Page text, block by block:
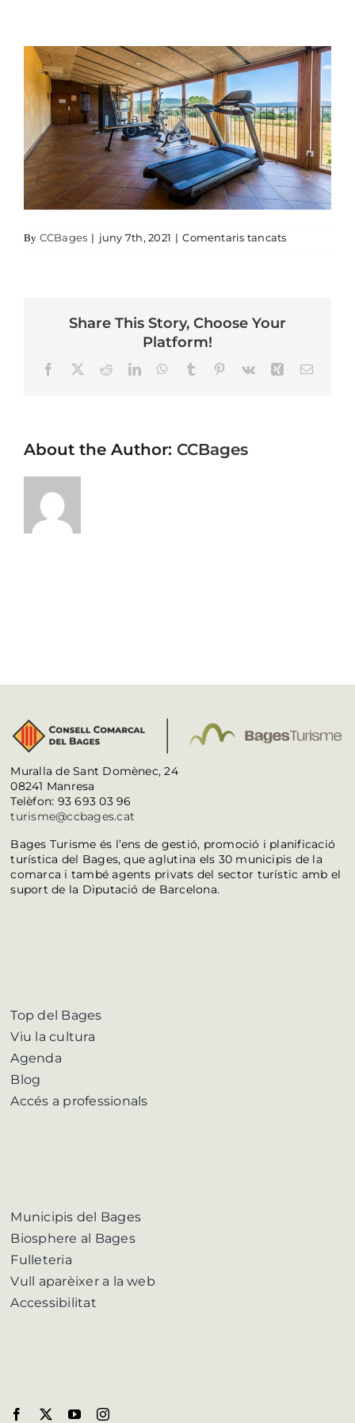
By CCBages | juny 7th, 2021 | Comentaris tancatsa gimnasio
Share This Story, Choose Your
Platform!
FacebookRedditLinkedInWhatsApp
TumblrPinterest
Vk XingEmail
About the Author: CCBages
Muralla de Sant Domènec, 24
08241 Manresa
Telèfon: 93 693 03 96
turisme@ccbages.cat
Bages Turisme és l’ens de gestió, promoció i planificació
turística del Bages, que aglutina els 30 municipis de la
comarca i també agents privats del sector turístic amb el
suport de la Diputació de Barcelona.
Top del Bages
Viu la cultura
Agenda
Blog
Accés a professionals
Municipis del Bages
Biosphere al Bages
Fulleteria
Vull aparèixer a la web
Accessibilitat